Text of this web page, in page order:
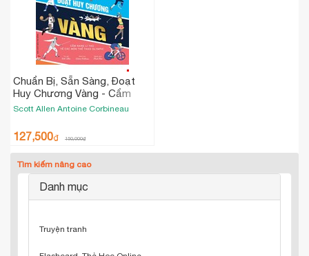
Chuẩn Bị, Sẵn Sàng, Đoạt
Huy Chương Vàng - Cẩm
Nang Lí Thú Về Các Môn Thể
Scott Allen Antoine Corbineau
127,500₫ 150,000₫
Tìm kiếm nâng cao
Danh mục
Truyện tranh